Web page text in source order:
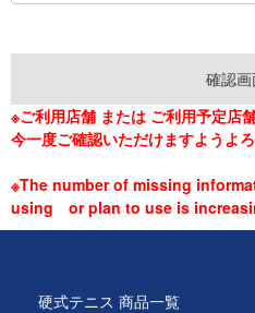
※ご利用店舗 または ご利用予定店
今一度ご確認いただけますようよ
※The number of missing
using or plan to use is
硬式テニス 商品一覧